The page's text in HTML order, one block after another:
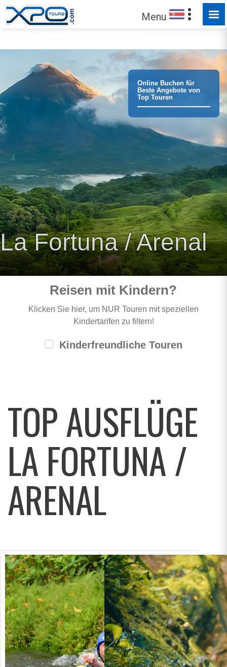
Menu
Online Buchen für
Beste Angebote von
Top Touren
La Fortuna / Arenal
Reisen mit Kindern?
Klicken Sie hier, um NUR Touren mit speziellen
Kindertarifen zu filtern!
Kinderfreundliche Touren
TOP AUSFLÜGE
LA FORTUNA /
ARENAL